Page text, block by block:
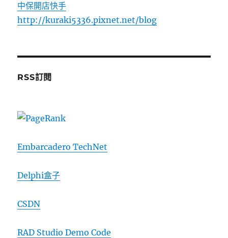
中保開店快手
http://kuraki5336.pixnet.net/blog
RSS訂閱
Embarcadero TechNet
Delphi盒子
CSDN
RAD Studio Demo Code